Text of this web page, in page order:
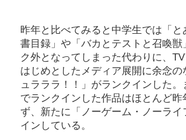
昨年と比べてみると中学生では「と
書目録」や「バカとテストと召喚獣
ク外となってしまった代わりに、
はじめとしたメディア展開に余念の
ュラララ！！」がランクインした。
でランクインした作品はほとんど昨
ず、新たに「ノーゲーム・ノーライ
インしている。